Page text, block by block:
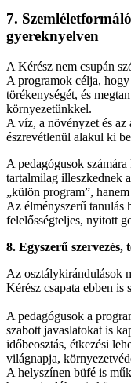
7.
gyereknyelven
A Kérész nem csupán
A programok célja, hogy
törékenységét, és
környezetünkkel.
A víz, a növényzet és az
észrevétlenül alakul ki
A pedagógusok
tartalmilag illeszkednek
„külön program”,
Az élményszerű tanulás
felelősségteljes, nyitott
8. Egyszerű
Az osztálykirándulások
Kérész csapata ebben is
A pedagógusok a
szabott javaslatokat is
időbeosztás, étkezési
világnapja,
A helyszínen büfé is